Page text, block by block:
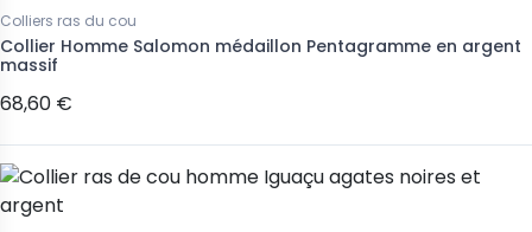
Colliers ras du cou
Collier Homme Salomon médaillon Pentagramme en argent
massif
68,60 €